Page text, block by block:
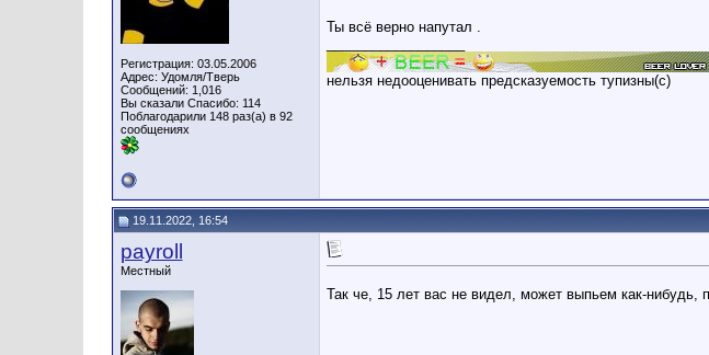
Регистрация: 03.05.2006
Адрес: Удомля/Тверь
Сообщений: 1,016
Вы сказали Спасибо: 114
Поблагодарили 148 раз(а) в 92
сообщениях
Ты всё верно напутал .
нельзя недооценивать предсказуемость тупизны(с)
19.11.2022, 16:54
payroll
Местный
Так че, 15 лет вас не видел, может выпьем как-нибудь,